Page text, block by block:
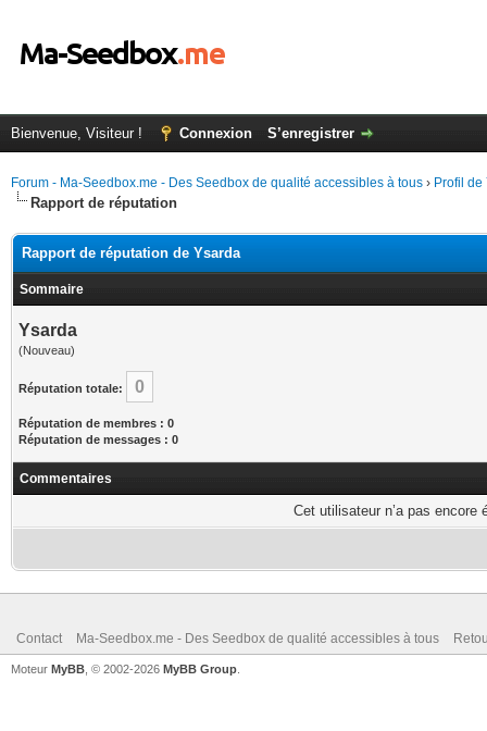
Bienvenue, Visiteur ! Connexion S’enregistrer
Forum - Ma-Seedbox.me - Des Seedbox de qualité accessibles à tous › Profil de
Rapport de réputation
Rapport de réputation de Ysarda
Sommaire
Ysarda
(Nouveau)
Réputation totale: 0
Réputation de membres : 0
Réputation de messages : 0
Commentaires
Cet utilisateur n’a pas
Contact Ma-Seedbox.me - Des Seedbox de qualité accessibles à tous
Moteur MyBB , © 2002-2026 MyBB Group